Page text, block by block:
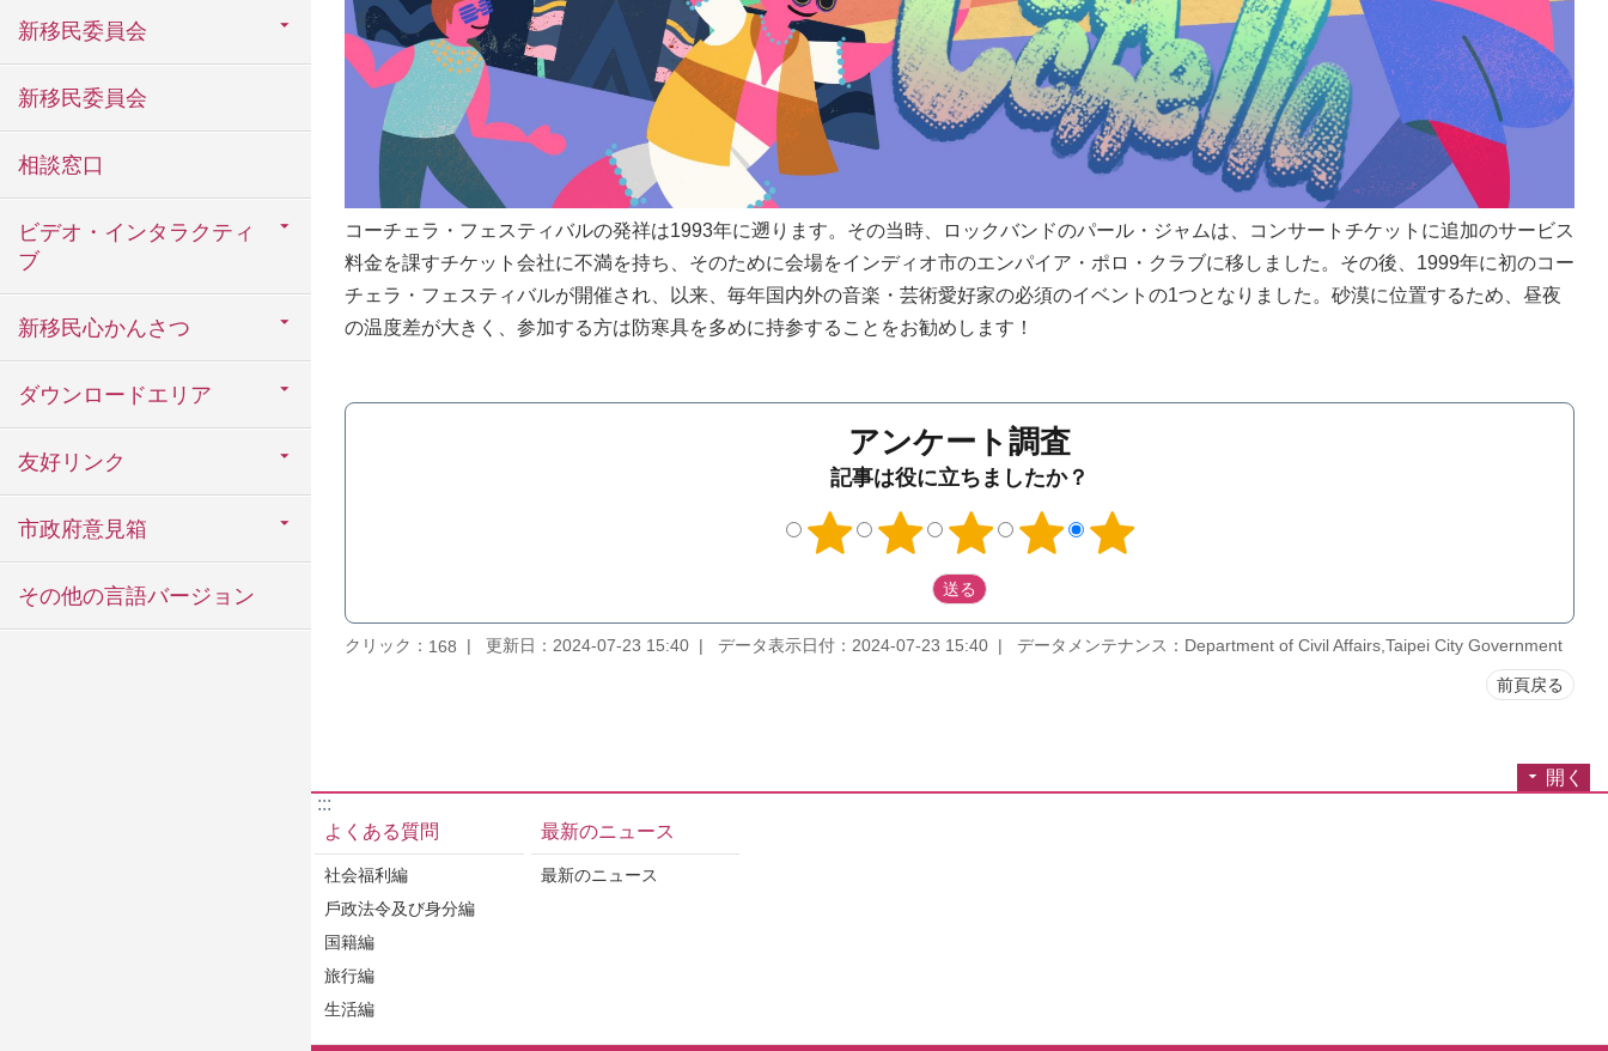
新移民委員会
新移民委員会
相談窓口
ビデオ・インタラクティ
ブ
新移民心かんさつ
ダウンロードエリア
友好リンク
市政府意見箱
その他の言語バージョン
コーチェラ・フェスティバルの発祥は1993年に遡ります。その当時、ロックバンドのパール・ジャムは、コンサートチケットに追加のサービス
料金を課すチケット会社に不満を持ち、そのために会場をインディオ市のエンパイア・ポロ・クラブに移しました。その後、1999年に初のコー
チェラ・フェスティバルが開催され、以来、毎年国内外の音楽・芸術愛好家の必須のイベントの1つとなりました。砂漠に位置するため、昼夜
の温度差が大きく、参加する方は防寒具を多めに持参することをお勧めします！
アンケート調査
記事は役に立ちましたか？
クリック： 168 更新日：2024-07-23 15:40 データ表示日付：2024-07-23 15:40 データメンテナンス：Department of Civil Affairs,Taipei City Government
前頁戻る
開く
:::
よくある質問
社会福利編
戶政法令及び身分編
国籍編
旅行編
生活編
最新のニュース
最新のニュース